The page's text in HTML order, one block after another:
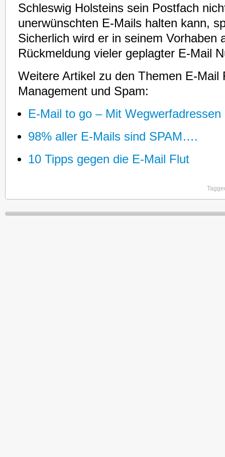
Schleswig Holsteins sein Postfach
unerwünschten E-Mails halten kann,
Sicherlich wird er in seinem Vorhaben
Rückmeldung vieler geplagter E-Mail
Weitere Artikel zu den Themen E-Mail
Management und Spam:
E-Mail to go – Mit
98% aller E-Mails sind SPAM….
10 Tipps gegen die E-Mail Flut